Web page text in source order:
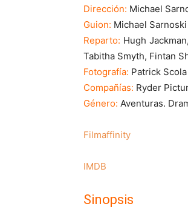
Dirección: Michael
Guion: Michael Sarnoski
Reparto: Hugh
Tabitha Smyth, Fintan
Fotografía: Patrick Scola
Compañías: Ryder
Género: Aventuras.
Filmaffinity
IMDB
Sinopsis